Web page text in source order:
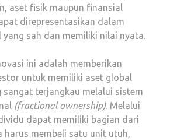
aset fisik maupun finansial
direpresentasikan dalam
sah dan memiliki nilai nyata.
ini adalah memberikan
untuk memiliki aset global
sangat terjangkau melalui sistem
(fractional ownership). Melalui
dapat memiliki bagian dari
harus membeli satu unit utuh,